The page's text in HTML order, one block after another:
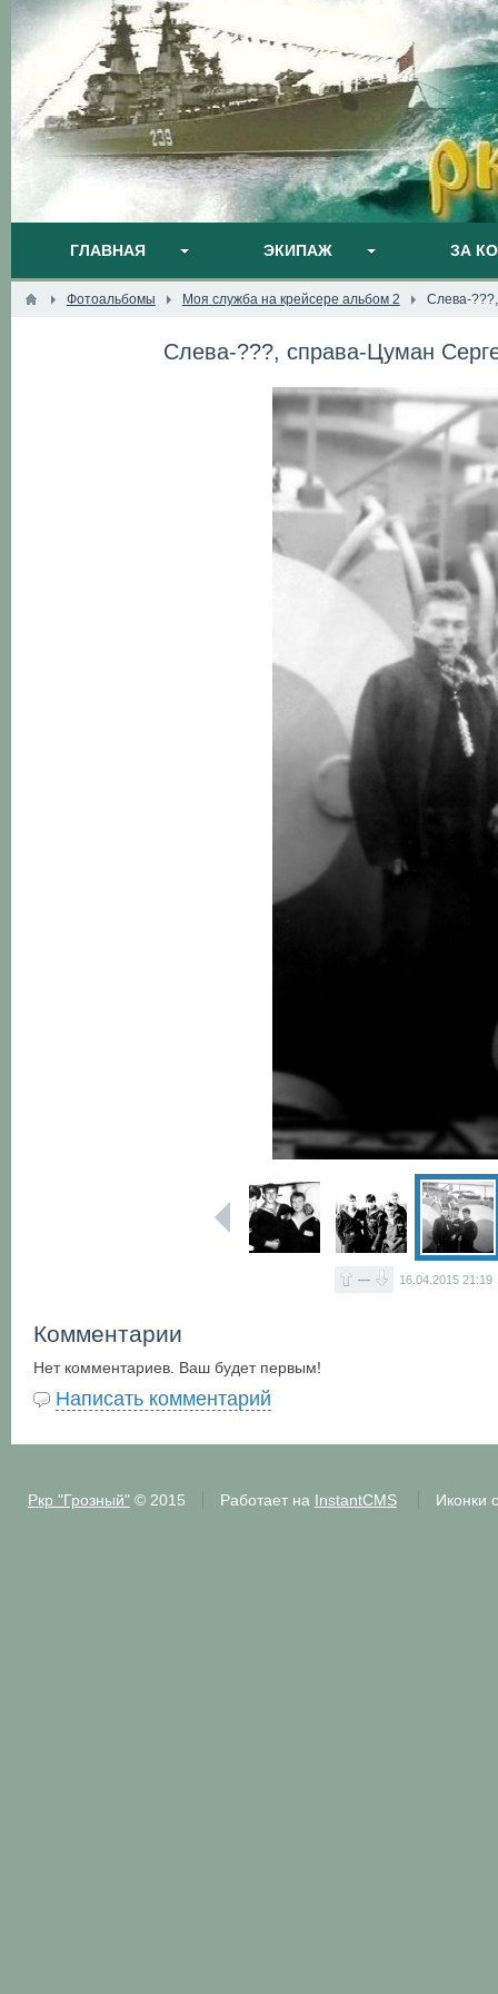
ГЛАВНАЯ ЭКИПАЖ ЗА
Фотоальбомы Моя служба на крейсере альбом 2 Слева-
Слева-???, справа-Цуман
— 16.04.201521:19
Комментарии
Нет комментариев. Ваш будет первым!
Написать комментарий
Ркр "Грозный"© 2015 Работает на InstantCMS Иконки